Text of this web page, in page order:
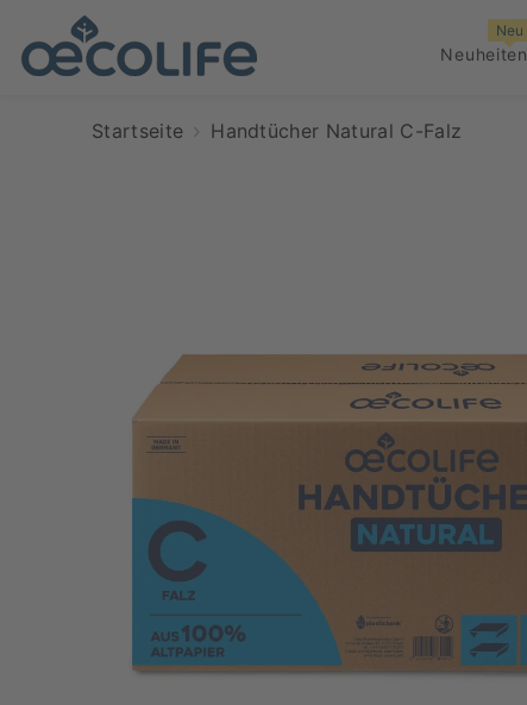
Neuheiten
Neu
Startseite Handtücher Natural C-Falz